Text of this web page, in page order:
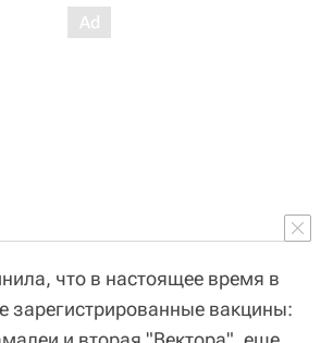
что в настоящее время в
зарегистрированные вакцины: